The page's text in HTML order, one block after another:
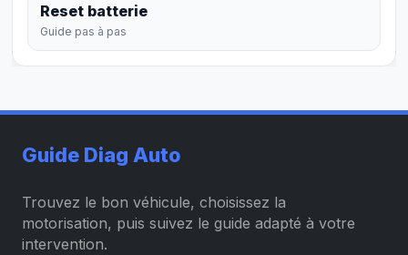
Reset batterie
Guide pas à pas
Guide Diag Auto
Trouvez le bon véhicule, choisissez la
motorisation, puis suivez le guide adapté à votre
intervention.